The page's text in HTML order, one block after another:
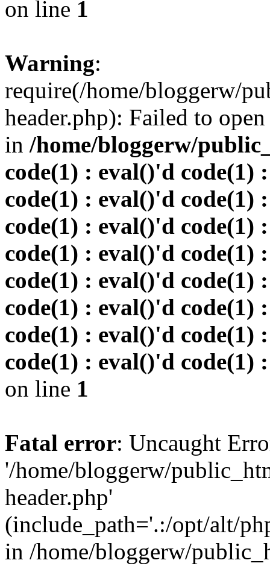
on line 1
Warning:
require(/home/bloggerw/
header.php): Failed to
in /home/bloggerw/
code(1) : eval()'d code(1)
code(1) : eval()'d code(1)
code(1) : eval()'d code(1)
code(1) : eval()'d code(1)
code(1) : eval()'d code(1)
code(1) : eval()'d code(1)
code(1) : eval()'d code(1)
code(1) : eval()'d code(1)
on line 1
Fatal error: Uncaught
'/home/bloggerw/
header.php'
(include_path='.:/opt/alt/
in /home/bloggerw/